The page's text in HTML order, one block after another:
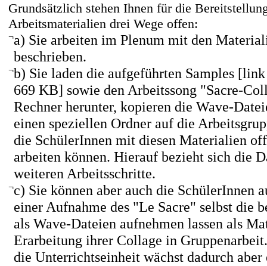
Grundsätzlich stehen Ihnen für die
Arbeitsmaterialien drei Wege offen:
¬a) Sie arbeiten im Plenum mit den
beschrieben.
¬b) Sie laden die aufgeführten Samples [link
669 KB] sowie den Arbeitssong "Sacre-
Rechner herunter, kopieren die Wave-
einen speziellen Ordner auf die
die SchülerInnen mit diesen Materialien
arbeiten können. Hierauf bezieht sich die
weiteren Arbeitsschritte.
¬c) Sie können aber auch die SchülerInnen
einer Aufnahme des "Le Sacre" selbst die
als Wave-Dateien aufnehmen lassen als
Erarbeitung ihrer Collage in
die Unterrichtseinheit wächst dadurch